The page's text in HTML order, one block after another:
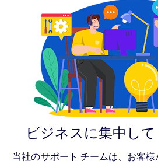
ビジネスに集中し
当社のサポート チームは、お客